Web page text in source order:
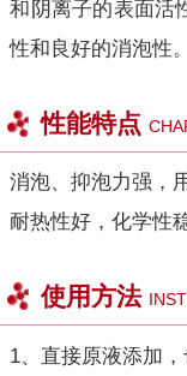
和阴离子的表面活
性和良好的消泡性。
性能特点
消泡、抑泡力强，
耐热性好，化学性
使用方法
1、直接原液添加